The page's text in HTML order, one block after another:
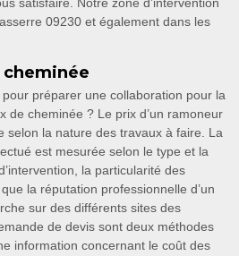
satisfaire. Notre zone d’intervention
09230 et également dans les
cheminée
préparer une collaboration pour la
de cheminée ? Le prix d’un ramoneur
selon la nature des travaux à faire. La
est mesurée selon le type et la
la particularité des
la réputation professionnelle d’un
sur des différents sites des
de devis sont deux méthodes
information concernant le coût des